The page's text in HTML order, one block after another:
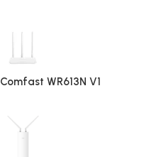
Comfast WR613N V1